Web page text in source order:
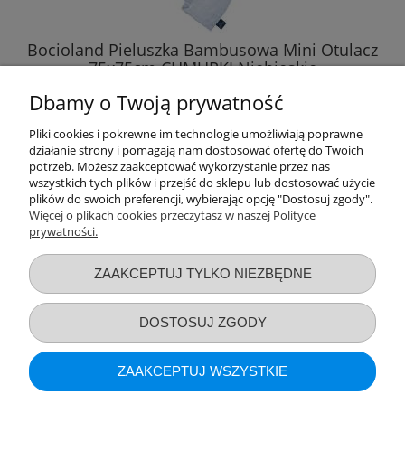
DO KOSZYKA
Bocioland Pieluszka Bambusowa Mini Otulacz
75x75cm CHMURKI Niebieskie
25,89 zł
DO KOSZYKA
Informacje o sklepie
Dbamy o Twoją prywatność
Pliki cookies i pokrewne im technologie umożliwiają poprawne
działanie strony i pomagają nam dostosować ofertę do Twoich
potrzeb. Możesz zaakceptować wykorzystanie przez nas
wszystkich tych plików i przejść do sklepu lub dostosować użycie
plików do swoich preferencji, wybierając opcję "Dostosuj zgody".
Więcej o plikach cookies przeczytasz w naszej Polityce
prywatności.
ZAAKCEPTUJ TYLKO NIEZBĘDNE
DOSTOSUJ ZGODY
ZAAKCEPTUJ WSZYSTKIE